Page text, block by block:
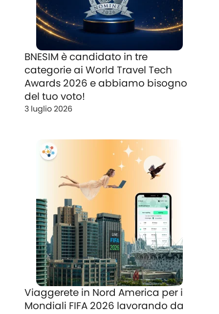
BNESIM è candidato in tre
categorie ai World Travel Tech
Awards 2026 e abbiamo bisogno
del tuo voto!
3 luglio 2026
Viaggerete in Nord America per i
Mondiali FIFA 2026 lavorando da